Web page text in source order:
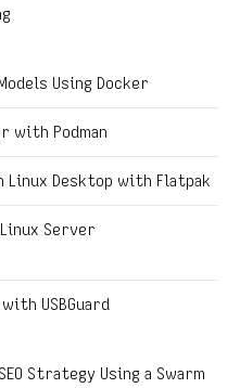
Using Docker
with Podman
Linux Desktop with Flatpak
Server
USBGuard
Strategy Using a Swarm